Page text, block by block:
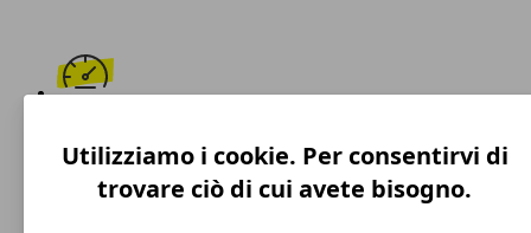
Utilizziamo i cookie. Per consentirvi di
trovare ciò di cui avete bisogno.